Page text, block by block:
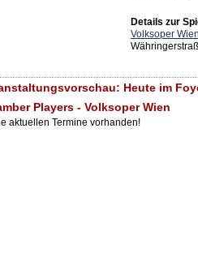
Details zur
Volksoper
Heute im
Players - Volksoper Wien
aktuellen Termine vorhanden!